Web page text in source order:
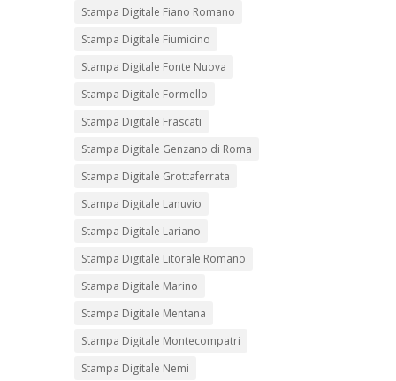
Stampa Digitale Fiano Romano
Stampa Digitale Fiumicino
Stampa Digitale Fonte Nuova
Stampa Digitale Formello
Stampa Digitale Frascati
Stampa Digitale Genzano di Roma
Stampa Digitale Grottaferrata
Stampa Digitale Lanuvio
Stampa Digitale Lariano
Stampa Digitale Litorale Romano
Stampa Digitale Marino
Stampa Digitale Mentana
Stampa Digitale Montecompatri
Stampa Digitale Nemi